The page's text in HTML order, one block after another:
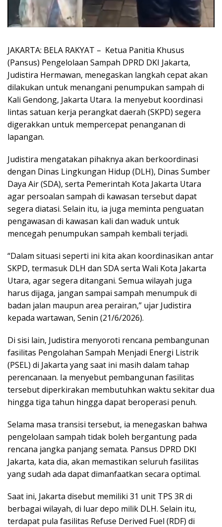
JAKARTA: BELA RAKYAT – Ketua Panitia Khusus
(Pansus) Pengelolaan Sampah DPRD DKI Jakarta,
Judistira Hermawan, menegaskan langkah cepat akan
dilakukan untuk menangani penumpukan sampah di
Kali Gendong, Jakarta Utara. Ia menyebut koordinasi
lintas satuan kerja perangkat daerah (SKPD) segera
digerakkan untuk mempercepat penanganan di
lapangan.
Judistira mengatakan pihaknya akan berkoordinasi
dengan Dinas Lingkungan Hidup (DLH), Dinas Sumber
Daya Air (SDA), serta Pemerintah Kota Jakarta Utara
agar persoalan sampah di kawasan tersebut dapat
segera diatasi. Selain itu, ia juga meminta penguatan
pengawasan di kawasan kali dan waduk untuk
mencegah penumpukan sampah kembali terjadi.
“Dalam situasi seperti ini kita akan koordinasikan antar
SKPD, termasuk DLH dan SDA serta Wali Kota Jakarta
Utara, agar segera ditangani. Semua wilayah juga
harus dijaga, jangan sampai sampah menumpuk di
badan jalan maupun area perairan,” ujar Judistira
kepada wartawan, Senin (21/6/2026).
Di sisi lain, Judistira menyoroti rencana pembangunan
fasilitas Pengolahan Sampah Menjadi Energi Listrik
(PSEL) di Jakarta yang saat ini masih dalam tahap
perencanaan. Ia menyebut pembangunan fasilitas
tersebut diperkirakan membutuhkan waktu sekitar dua
hingga tiga tahun hingga dapat beroperasi penuh.
Selama masa transisi tersebut, ia menegaskan bahwa
pengelolaan sampah tidak boleh bergantung pada
rencana jangka panjang semata. Pansus DPRD DKI
Jakarta, kata dia, akan memastikan seluruh fasilitas
yang sudah ada dapat dimanfaatkan secara optimal.
Saat ini, Jakarta disebut memiliki 31 unit TPS 3R di
berbagai wilayah, di luar depo milik DLH. Selain itu,
terdapat pula fasilitas Refuse Derived Fuel (RDF) di